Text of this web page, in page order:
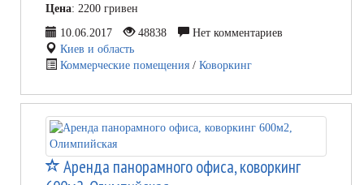
Цена: 2200 гривен
10.06.2017
48838
Нет комментариев
Киев и область
Коммерческие помещения / Коворкинг
Аренда панорамного офиса, коворкинг